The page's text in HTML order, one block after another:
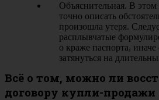
Объяснительная. В
точно описать
произошла утеря.
расплывчатые
о краже паспорта,
затянуться на
Всё о том, можно ли
договору купли-продажи